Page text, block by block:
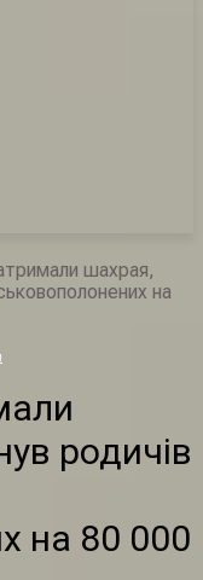
шахрая,
на
родичів
на 80 000